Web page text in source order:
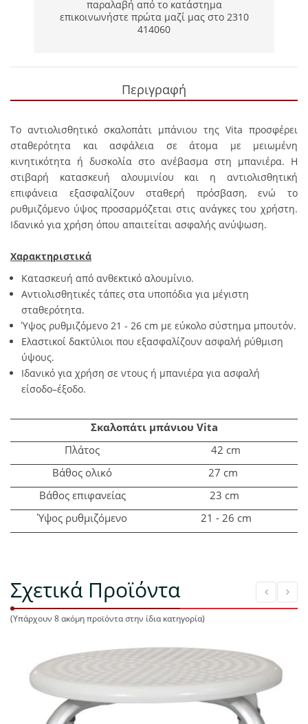
παραλαβή από το κατάστημα
επικοινωνήστε πρώτα μαζί μας στο 2310
414060
Περιγραφή
Το αντιολισθητικό σκαλοπάτι μπάνιου της Vita προσφέρει
σταθερότητα και ασφάλεια σε άτομα με μειωμένη
κινητικότητα ή δυσκολία στο ανέβασμα στη μπανιέρα. Η
στιβαρή κατασκευή αλουμινίου και η αντιολισθητική
επιφάνεια εξασφαλίζουν σταθερή πρόσβαση, ενώ το
ρυθμιζόμενο ύψος προσαρμόζεται στις ανάγκες του χρήστη.
Ιδανικό για χρήση όπου απαιτείται ασφαλής ανύψωση.
Χαρακτηριστικά
Κατασκευή από ανθεκτικό αλουμίνιο.
Αντιολισθητικές τάπες στα υποπόδια για μέγιστη
σταθερότητα.
Ύψος ρυθμιζόμενο 21 - 26 cm με εύκολο σύστημα μπουτόν.
Ελαστικοί δακτύλιοι που εξασφαλίζουν ασφαλή ρύθμιση
ύψους.
Ιδανικό για χρήση σε ντους ή μπανιέρα για ασφαλή
είσοδο–έξοδο.
Σκαλοπάτι μπάνιου Vita
Πλάτος
42 cm
Βάθος ολικό
27 cm
Βάθος επιφανείας
23 cm
Ύψος ρυθμιζόμενο
21 - 26 cm
Σχετικά Προϊόντα
(Υπάρχουν 8 ακόμη προϊόντα στην ίδια κατηγορία)